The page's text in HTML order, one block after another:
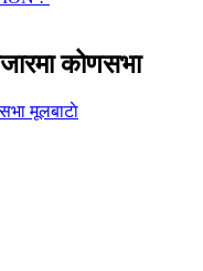
कोणसभा
मूलबाटाे